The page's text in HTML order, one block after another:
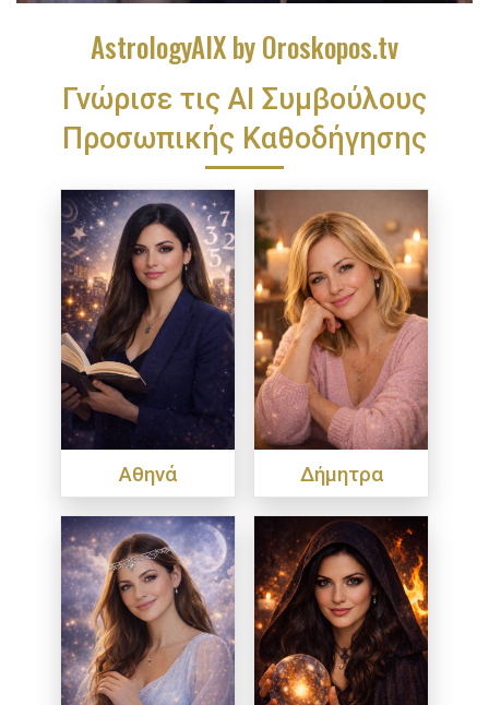
AstrologyAIX by Oroskopos.tv
Γνώρισε τις ΑΙ Συμβούλους
Προσωπικής Καθοδήγησης
Αθηνά Δήμητρα